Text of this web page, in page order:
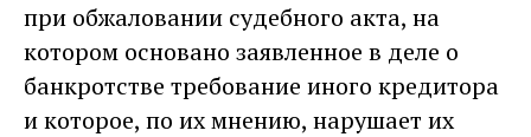
при обжаловании судебного акта, на
котором основано заявленное в деле о
банкротстве требование иного кредитора
и которое, по их мнению, нарушает их